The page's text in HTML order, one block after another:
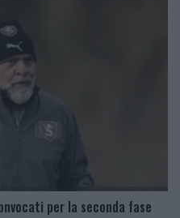
per la seconda fase